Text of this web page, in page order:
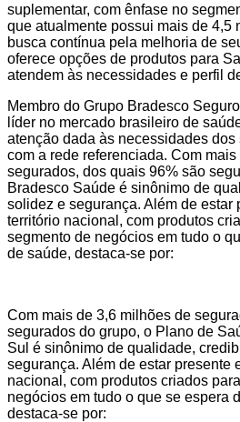
suplementar, com ênfase no
que atualmente possui mais de 4,5
busca contínua pela melhoria de
oferece opções de produtos para
atendem às necessidades e perfil
Membro do Grupo Bradesco
líder no mercado brasileiro de
atenção dada às necessidades
com a rede referenciada. Com
segurados, dos quais 96% são
Bradesco Saúde é sinônimo de
solidez e segurança. Além de estar
território nacional, com produtos
segmento de negócios em tudo o
de saúde, destaca-se por:
Com mais de 3,6 milhões de
segurados do grupo, o Plano de
Sul é sinônimo de qualidade,
segurança. Além de estar presente
nacional, com produtos criados
negócios em tudo o que se espera
destaca-se por: